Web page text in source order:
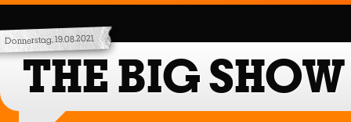
Donnerstag, 19.08.2021
THE BIG